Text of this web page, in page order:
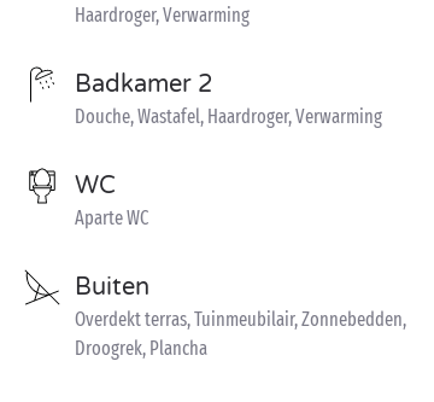
Haardroger, Verwarming
Badkamer 2
Douche, Wastafel, Haardroger, Verwarming
WC
Aparte WC
Buiten
Overdekt terras, Tuinmeubilair, Zonnebedden,
Droogrek, Plancha